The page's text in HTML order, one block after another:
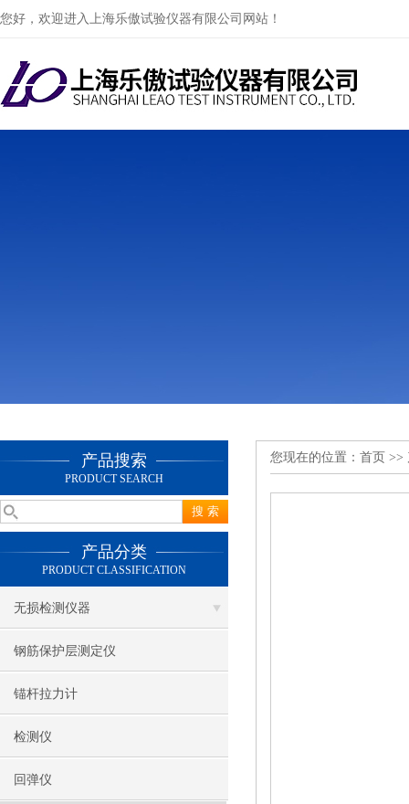
您好，欢迎进入上海乐傲试验仪器有限公司网站！
产品搜索
PRODUCT SEARCH
产品分类
PRODUCT CLASSIFICATION
无损检测仪器
钢筋保护层测定仪
锚杆拉力计
检测仪
回弹仪
您现在的位置： 首页 >>